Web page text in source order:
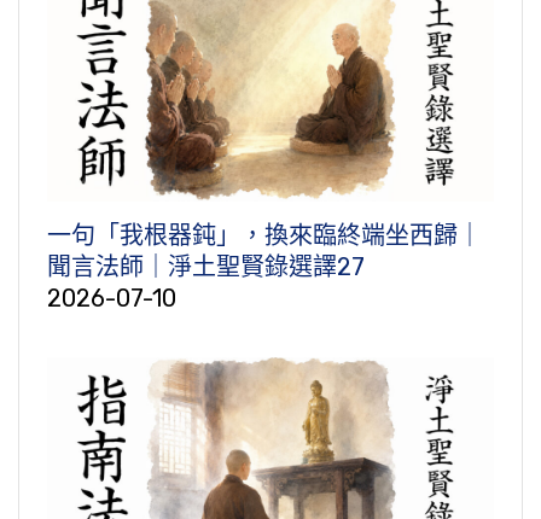
一句「我根器鈍」，換來臨終端坐西歸｜
聞言法師｜淨土聖賢錄選譯27
2026-07-10